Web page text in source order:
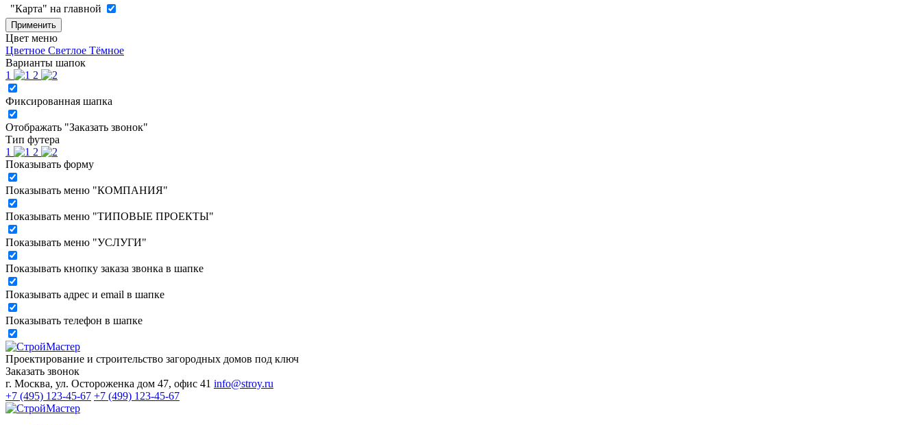
"Карта" на главной
Применить
Цвет меню
Цветное Светлое Тёмное
Варианты шапок
1
2
Фиксированная шапка
Отображать "Заказать звонок"
Тип футера
1
2
Показывать форму
Показывать меню "КОМПАНИЯ"
Показывать меню "ТИПОВЫЕ ПРОЕКТЫ"
Показывать меню "УСЛУГИ"
Показывать кнопку заказа звонка в шапке
Показывать адрес и email в шапке
Показывать телефон в шапке
Проектирование и строительство загородных домов под ключ
Заказать звонок
г. Москва, ул. Остороженка дом 47, офис 41 info@stroy.ru
+7 (495) 123-45-67 +7 (499) 123-45-67